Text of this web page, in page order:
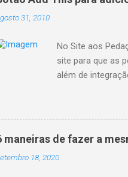
31, 2010
No Site aos
site para que as
além de
acesse o site
e integre com
nesse post,
maneiras de fazer a
18, 2020